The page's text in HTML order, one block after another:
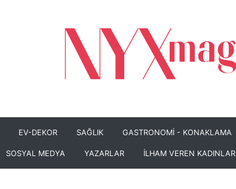
EV-DEKOR SAĞLIK GASTRONOMİ - KONAKLAMA
SOSYAL MEDYA YAZARLAR İLHAM VEREN KADINLAR